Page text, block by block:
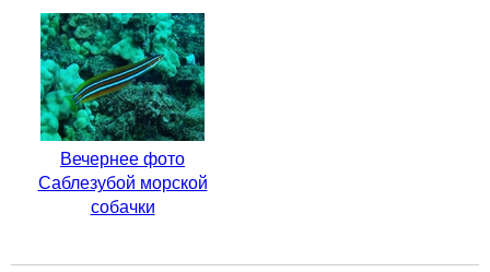
Вечернее фото
Саблезубой морской
собачки